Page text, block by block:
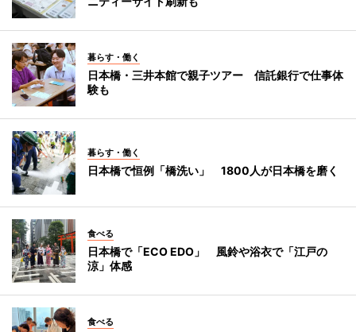
暮らす・働く
日本橋・三井本館で親子ツアー 信託銀行で仕事体
験も
暮らす・働く
日本橋で恒例「橋洗い」 1800人が日本橋を磨く
食べる
日本橋で「ECO EDO」 風鈴や浴衣で「江戸の
涼」体感
食べる